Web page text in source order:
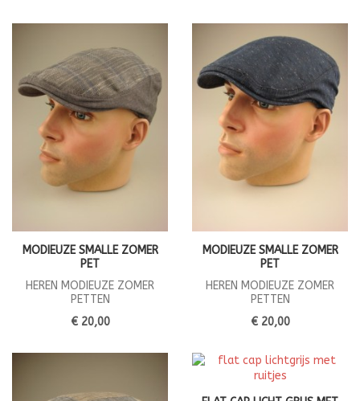
MODIEUZE SMALLE ZOMER
PET
HEREN MODIEUZE ZOMER
PETTEN
€ 20,00
MODIEUZE SMALLE ZOMER
PET
HEREN MODIEUZE ZOMER
PETTEN
€ 20,00